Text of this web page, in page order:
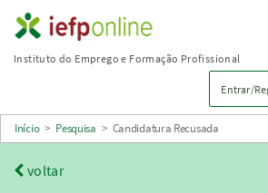
Saltar
para
principal
Instituto do Emprego e Formação Profissional
Entrar/
Início > Pesquisa > Candidatura Recusada
voltar